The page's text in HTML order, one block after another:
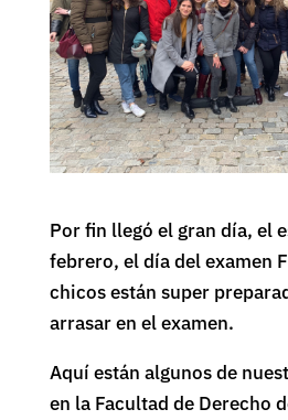
Por fin llegó el gran día, el
febrero, el día del examen
chicos están super
arrasar en el examen.
Aquí están algunos de
en la Facultad de Derecho